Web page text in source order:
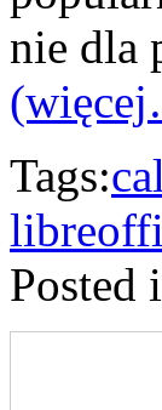
nie dla
Tags:
Posted